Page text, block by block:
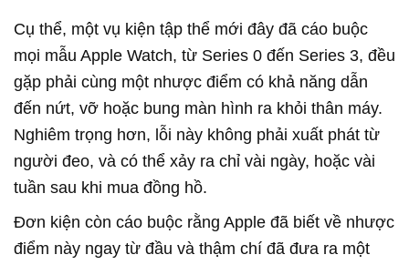
Cụ thể, một vụ kiện tập thể mới đây đã cáo buộc
mọi mẫu Apple Watch, từ Series 0 đến Series 3, đều
gặp phải cùng một nhược điểm có khả năng dẫn
đến nứt, vỡ hoặc bung màn hình ra khỏi thân máy.
Nghiêm trọng hơn, lỗi này không phải xuất phát từ
người đeo, và có thể xảy ra chỉ vài ngày, hoặc vài
tuần sau khi mua đồng hồ.
Đơn kiện còn cáo buộc rằng Apple đã biết về nhược
điểm này ngay từ đầu và thậm chí đã đưa ra một